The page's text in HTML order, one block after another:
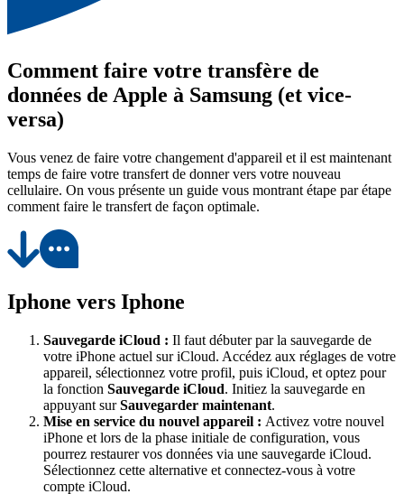
Comment faire votre transfère de
données de Apple à Samsung (et vice-
versa)
Vous venez de faire votre changement d'appareil et il est maintenant
temps de faire votre transfert de donner vers votre nouveau
cellulaire. On vous présente un guide vous montrant étape par étape
comment faire le transfert de façon optimale.
Iphone vers Iphone
Sauvegarde iCloud : Il faut débuter par la sauvegarde de
votre iPhone actuel sur iCloud. Accédez aux réglages de votre
appareil, sélectionnez votre profil, puis iCloud, et optez pour
la fonction Sauvegarde iCloud. Initiez la sauvegarde en
appuyant surSauvegarder maintenant.
Mise en service du nouvel appareil : Activez votre nouvel
iPhone et lors de la phase initiale de configuration, vous
pourrez restaurer vos données via une sauvegarde iCloud.
Sélectionnez cette alternative et connectez-vous à votre
compte iCloud.